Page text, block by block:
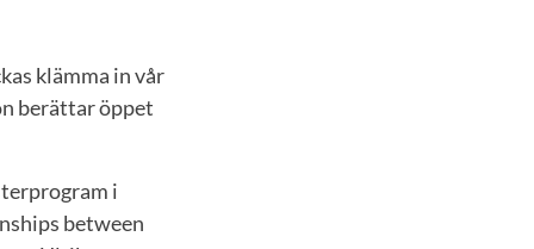
klämma in vår
berättar öppet
i
between